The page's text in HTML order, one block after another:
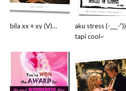
bila xx + xy (V)…
aku stress (-___-“))
tapi cool~